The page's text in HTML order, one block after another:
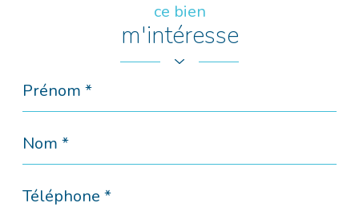
ce bien
m'intéresse
*
*